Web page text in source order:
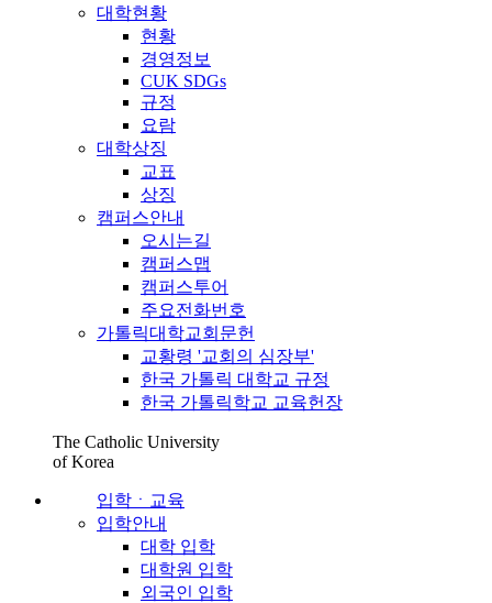
대학현황
현황
경영정보
CUK SDGs
규정
요람
대학상징
교표
상징
캠퍼스안내
오시는길
캠퍼스맵
캠퍼스투어
주요전화번호
가톨릭대학교회문헌
교황령 '교회의 심장부'
한국 가톨릭 대학교 규정
한국 가톨릭학교 교육헌장
The Catholic University
of Korea
입학ㆍ교육
입학안내
대학 입학
대학원 입학
외국인 입학